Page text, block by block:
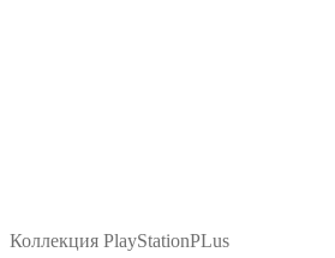
Коллекция PlayStationPLus